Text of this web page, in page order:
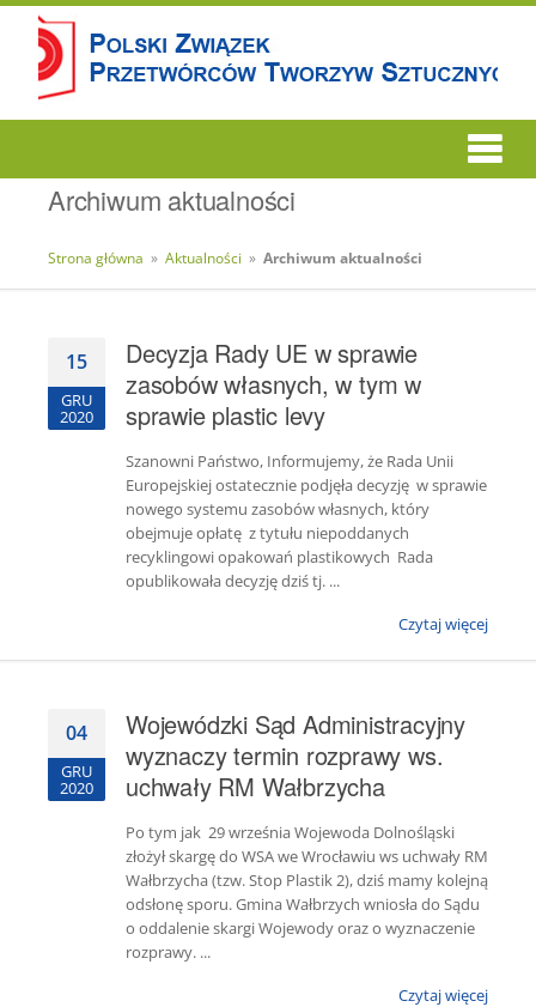
Archiwum aktualności
Strona główna » Aktualności » Archiwum aktualności
15
GRU
2020
Decyzja Rady UE w sprawie
zasobów własnych, w tym w
sprawie plastic levy
Szanowni Państwo, Informujemy, że Rada Unii
Europejskiej ostatecznie podjęła decyzję w sprawie
nowego systemu zasobów własnych, który
obejmuje opłatę z tytułu niepoddanych
recyklingowi opakowań plastikowych Rada
opublikowała decyzję dziś tj. ...
Czytaj więcej
04
GRU
2020
Wojewódzki Sąd Administracyjny
wyznaczy termin rozprawy ws.
uchwały RM Wałbrzycha
Po tym jak 29 września Wojewoda Dolnośląski
złożył skargę do WSA we Wrocławiu ws uchwały RM
Wałbrzycha (tzw. Stop Plastik 2), dziś mamy kolejną
odsłonę sporu. Gmina Wałbrzych wniosła do Sądu
o oddalenie skargi Wojewody oraz o wyznaczenie
rozprawy. ...
Czytaj więcej